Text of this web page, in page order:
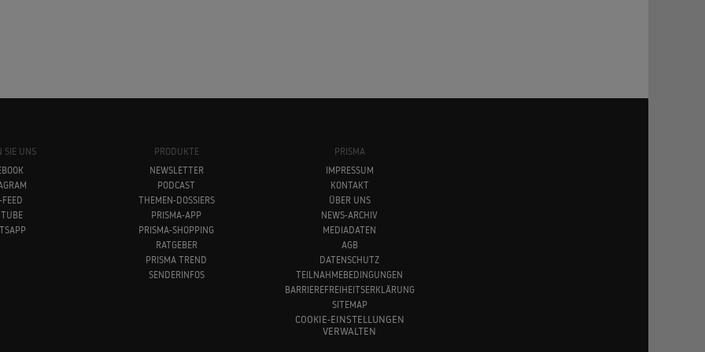
SIE UNS
FEED
PRODUKTE
NEWSLETTER
PODCAST
THEMEN-DOSSIERS
PRISMA-APP
PRISMA-SHOPPING
RATGEBER
PRISMA TREND
SENDERINFOS
PRISMA
IMPRESSUM
KONTAKT
ÜBER UNS
NEWS-ARCHIV
MEDIADATEN
AGB
DATENSCHUTZ
TEILNAHMEBEDINGUNGEN
BARRIEREFREIHEITSERKLÄRUNG
SITEMAP
COOKIE-EINSTELLUNGEN
VERWALTEN